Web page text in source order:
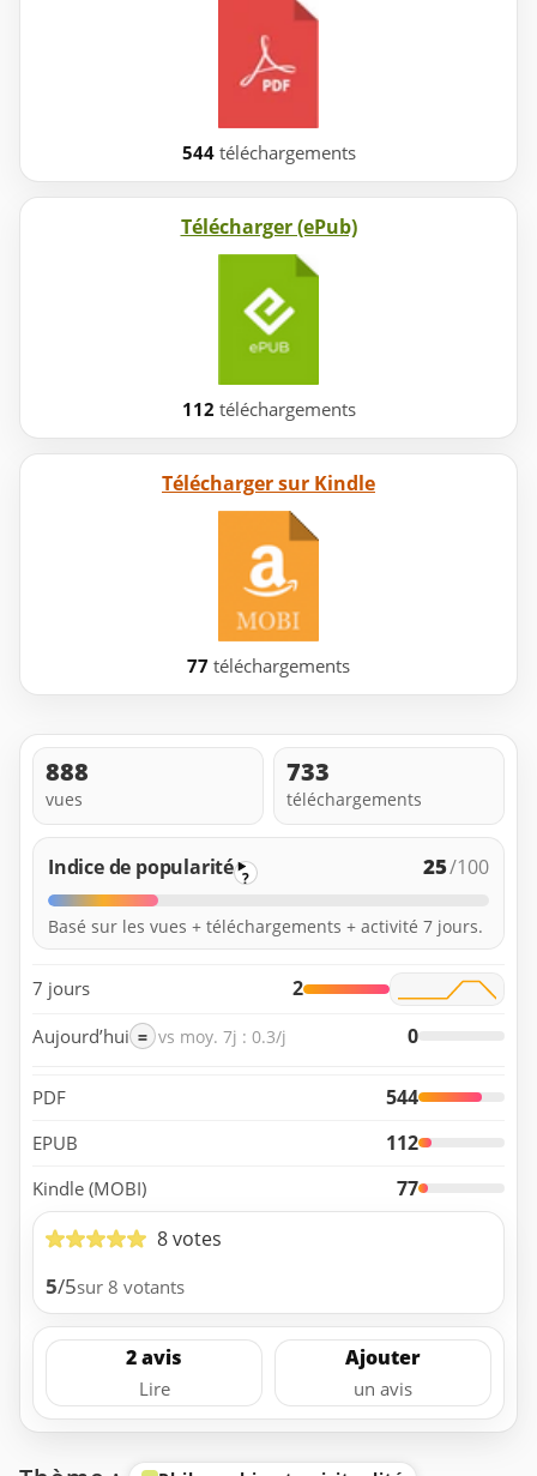
544téléchargements
Télécharger (ePub)
112 téléchargements
Télécharger sur Kindle
77 téléchargements
888
vues
733
téléchargements
Indice de popularité ? 25/100
Basé sur les vues + téléchargements + activité 7 jours.
7 jours 2
Aujourd’hui = vs moy. 7j : 0.3/j 0
PDF 544
EPUB 112
Kindle (MOBI)
77
8 votes
5/5sur 8 votants
2 avis
Lire
Ajouter
un avis